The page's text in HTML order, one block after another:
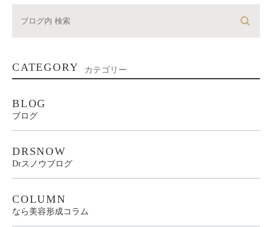
CATEGORY カテゴリー
BLOG
ブログ
DRSNOW
Drスノウブログ
COLUMN
なら美容形成コラム